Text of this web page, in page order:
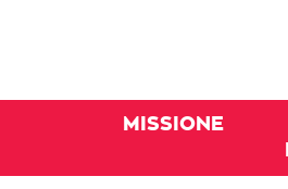
MISSIONE